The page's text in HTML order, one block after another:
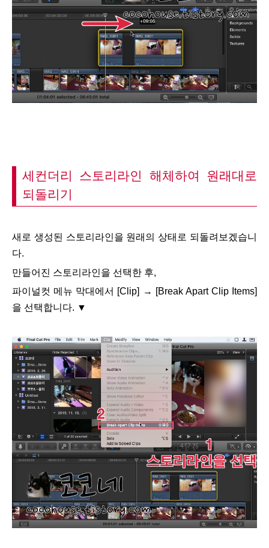
세컨더리 스토리라인 해체하여 원래대로
되돌리기
새로 생성된 스토리라인을 원래의 상태로 되돌려보겠습니
다.
만들어진 스토리라인을 선택한 후,
파이널컷 메뉴 막대에서 [Clip] → [Break Apart Clip Items]
을 선택합니다. ▼